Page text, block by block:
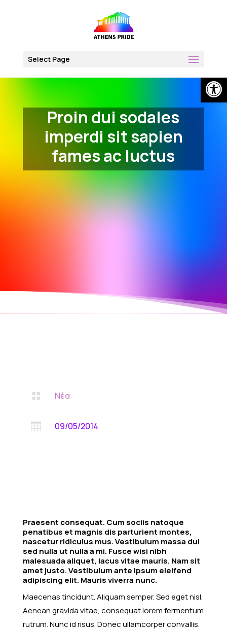
Select Page
Proin dui sodales
imperdi sit sapien
fames ac luctus
 Νέα
 09/05/2014
Praesent consequat. Cum sociis natoque
penatibus et magnis dis parturient montes,
nascetur ridiculus mus. Vestibulum massa dui
sed nulla ut nulla a mi. Fusce wisi nibh
malesuada aliquet, lacus vitae mauris. Nam sit
amet justo. Vestibulum ante ipsum eleifend
adipiscing elit. Mauris viverra nunc.
Maecenas tincidunt. Aliquam semper. Sed eget nisl.
Aenean gravida vitae, consequat lorem fermentum
rutrum. Nunc id risus. Donec ullamcorper convallis.